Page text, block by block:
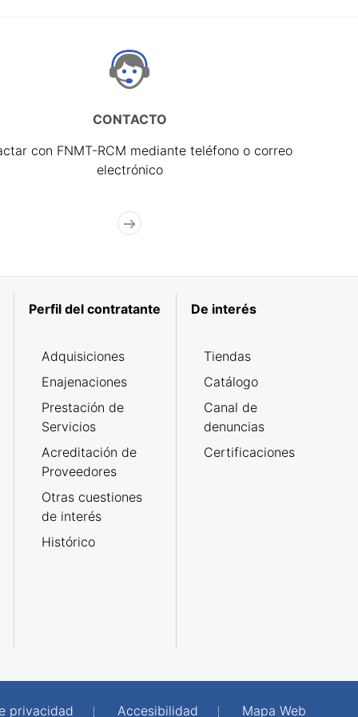
CONTACTO
con FNMT-RCM mediante teléfono o correo
electrónico
Perfil del contratante
Adquisiciones
Enajenaciones
Prestación de
Servicios
Acreditación de
Proveedores
Otras cuestiones
de interés
Histórico
De interés
Tiendas
Catálogo
Canal de
denuncias
Certificaciones
privacidad Accesibilidad Mapa Web